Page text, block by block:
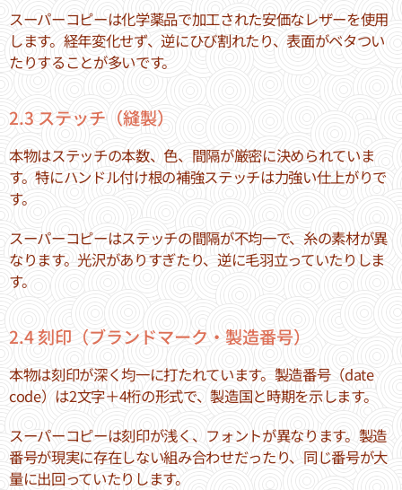
スーパーコピーは化学薬品で加工された安価なレザーを使用
します。経年変化せず、逆にひび割れたり、表面がベタつい
たりすることが多いです。
2.3 ステッチ（縫製）
本物はステッチの本数、色、間隔が厳密に決められていま
す。特にハンドル付け根の補強ステッチは力強い仕上がりで
す。
スーパーコピーはステッチの間隔が不均一で、糸の素材が異
なります。光沢がありすぎたり、逆に毛羽立っていたりしま
す。
2.4 刻印（ブランドマーク・製造番号）
本物は刻印が深く均一に打たれています。製造番号（date
code）は2文字＋4桁の形式で、製造国と時期を示します。
スーパーコピーは刻印が浅く、フォントが異なります。製造
番号が現実に存在しない組み合わせだったり、同じ番号が大
量に出回っていたりします。